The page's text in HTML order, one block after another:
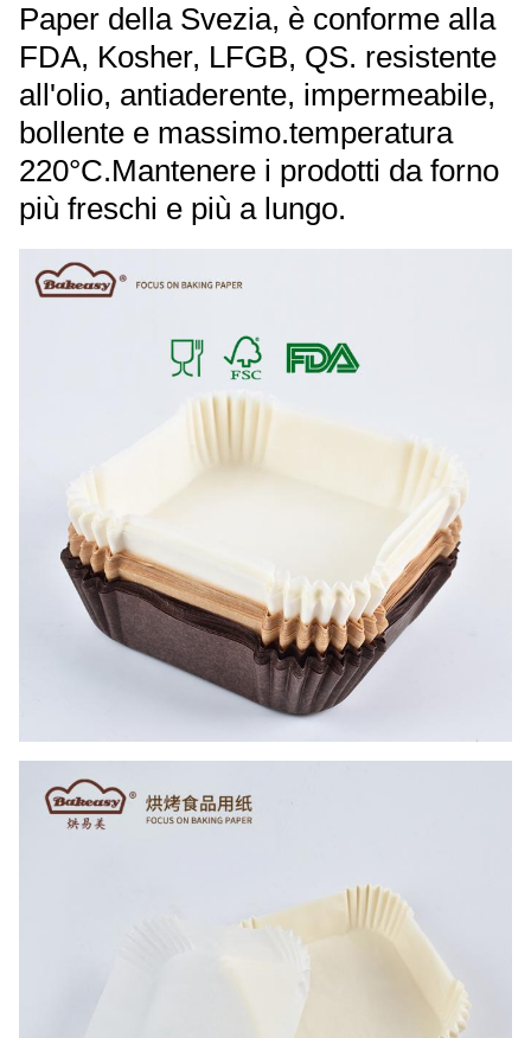
Paper della Svezia, è conforme alla
FDA, Kosher, LFGB, QS. resistente
all'olio, antiaderente, impermeabile,
bollente e massimo.temperatura
220°C.Mantenere i prodotti da forno
più freschi e più a lungo.